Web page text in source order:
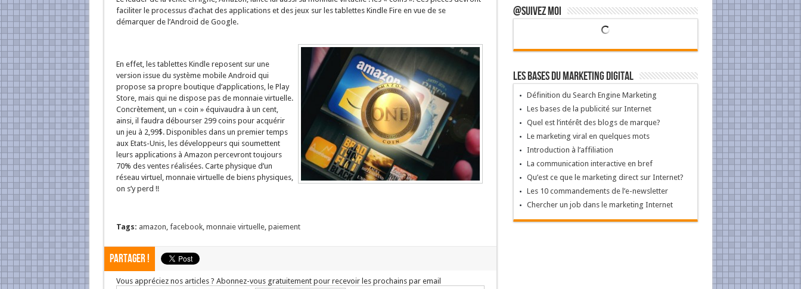
faciliter le processus d’achat des applications et des jeux sur les tablettes Kindle Fire en vue de se
démarquer de l’Android de Google.
En effet, les tablettes Kindle reposent sur une
version issue du système mobile Android qui
propose sa propre boutique d’applications, le Play
Store, mais qui ne dispose pas de monnaie virtuelle.
Concrètement, un « coin » équivaudra à un cent,
ainsi, il faudra débourser 299 coins pour acquérir
un jeu à 2,99$. Disponibles dans un premier temps
aux Etats-Unis, les développeurs qui soumettent
leurs applications à Amazon percevront toujours
70% des ventes réalisées. Carte physique d’un
réseau virtuel, monnaie virtuelle de biens physiques,
on s’y perd !!
Tags: amazon, facebook, monnaie virtuelle, paiement
Partager !
Vous appréciez nos articles ? Abonnez-vous gratuitement pour recevoir les prochains par email
@Suivez Moi
Les Bases Du Marketing Digital
Définition du Search Engine Marketing
Les bases de la publicité sur Internet
Quel est l’intérêt des blogs de marque?
Le marketing viral en quelques mots
Introduction à l’affiliation
La communication interactive en bref
Qu’est ce que le marketing direct sur Internet?
Les 10 commandements de l’e-newsletter
Chercher un job dans le marketing Internet